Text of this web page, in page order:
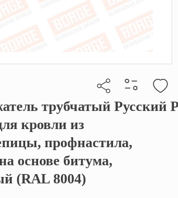
прямую ссылку
трубчатый Русский
кровли из
профнастила,
основе битума,
(RAL 8004)